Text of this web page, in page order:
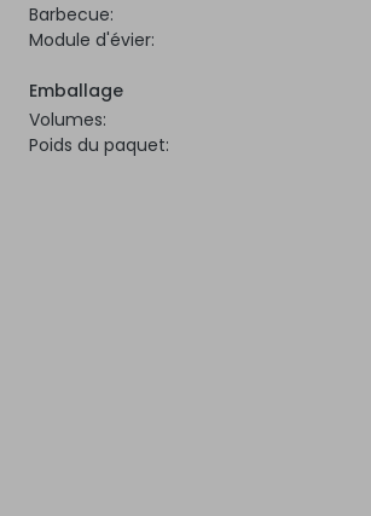
Barbecue:
Module d'évier:
Emballage
Volumes:
Poids du paquet: